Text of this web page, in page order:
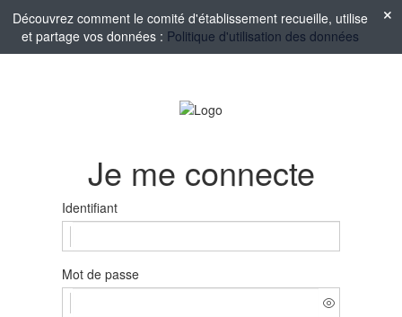
Découvrez comment le comité d'établissement recueille, utilise
et partage vos données : Politique d'utilisation des données
Je me connecte
Identifiant
Mot de passe